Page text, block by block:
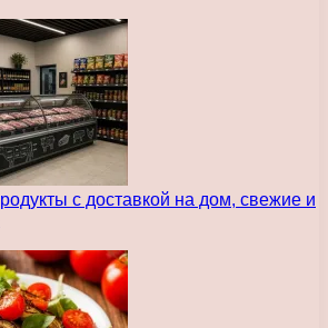
с доставкой на дом, свежие и